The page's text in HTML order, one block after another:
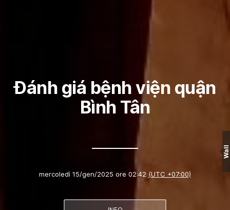
Đánh giá bệnh viện quận
Bình Tân
mercoledì 15/gen/2025 ore 02:42 (UTC +07:00)
Wall